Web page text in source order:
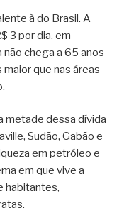
à do Brasil. A
3 por dia, em
chega a 65 anos
que nas áreas
metade dessa dívida
Sudão, Gabão e
em petróleo e
em que vive a
habitantes,